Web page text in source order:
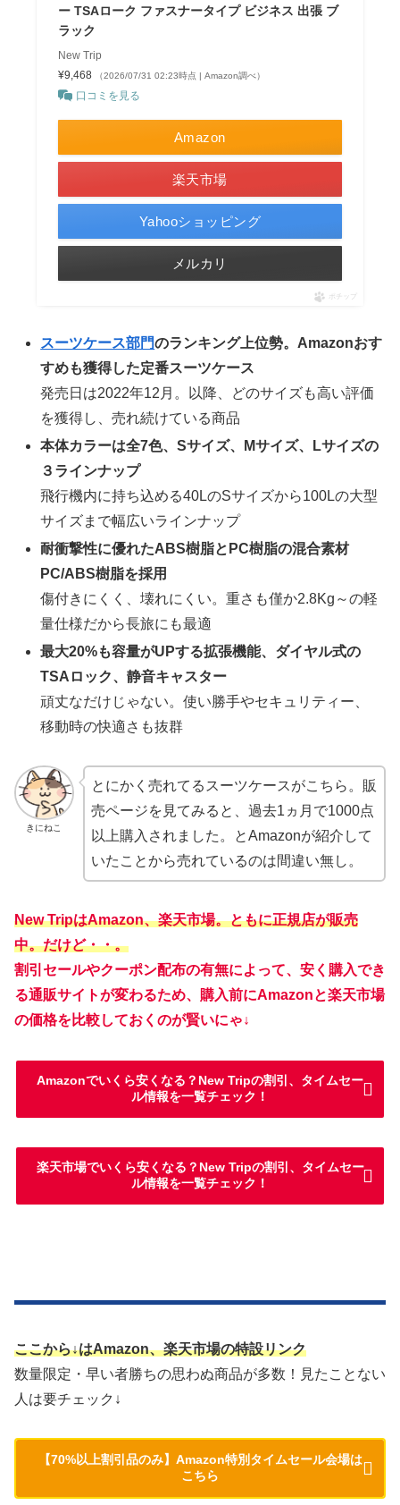
ー TSAローク ファスナータイプ ビジネス 出張 ブ
ラック
New Trip
¥9,468
（2026/07/31 02:23時点 | Amazon調べ）
口コミを見る
Amazon
楽天市場
Yahooショッピング
メルカリ
ポチップ
スーツケース部門のランキング上位勢。Amazonおす
すめも獲得した定番スーツケース
発売日は2022年12月。以降、どのサイズも高い評価
を獲得し、売れ続けている商品
本体カラーは全7色、Sサイズ、Mサイズ、Lサイズの
３ラインナップ
飛行機内に持ち込める40LのSサイズから100Lの大型
サイズまで幅広いラインナップ
耐衝撃性に優れたABS樹脂とPC樹脂の混合素材
PC/ABS樹脂を採用
傷付きにくく、壊れにくい。重さも僅か2.8Kg～の軽
量仕様だから長旅にも最適
最大20%も容量がUPする拡張機能、ダイヤル式の
TSAロック、静音キャスター
頑丈なだけじゃない。使い勝手やセキュリティー、
移動時の快適さも抜群
きにねこ
とにかく売れてるスーツケースがこちら。販
売ページを見てみると、過去1ヵ月で1000点
以上購入されました。とAmazonが紹介して
いたことから売れているのは間違い無し。
New TripはAmazon、楽天市場。ともに正規店が販売
中。だけど・・。
割引セールやクーポン配布の有無によって、安く購入でき
る通販サイトが変わるため、購入前にAmazonと楽天市場
の価格を比較しておくのが賢いにゃ↓
Amazonでいくら安くなる？New Tripの割引、タイムセー
ル情報を一覧チェック！
楽天市場でいくら安くなる？New Tripの割引、タイムセー
ル情報を一覧チェック！
ここから↓はAmazon、楽天市場の特設リンク
数量限定・早い者勝ちの思わぬ商品が多数！見たことない
人は要チェック↓
【70%以上割引品のみ】Amazon特別タイムセール会場は
こちら